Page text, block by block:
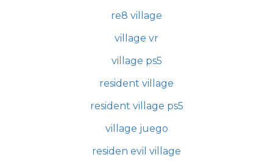
re8 village
village vr
village ps5
resident village
resident village ps5
village juego
residen evil village